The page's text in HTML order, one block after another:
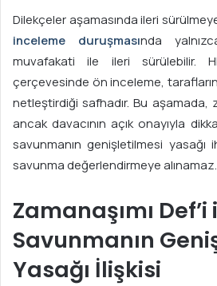
Dilekçeler aşamasında ileri
inceleme duruşmasında
muvafakati ile ileri sürülebilir.
çerçevesinde ön inceleme,
netleştirdiği safhadır. Bu aşamada,
ancak davacının açık onayıyla
savunmanın genişletilmesi
savunma değerlendirmeye alınamaz.
Zamanaşımı Def’i
Savunmanın
Yasağı İlişkisi